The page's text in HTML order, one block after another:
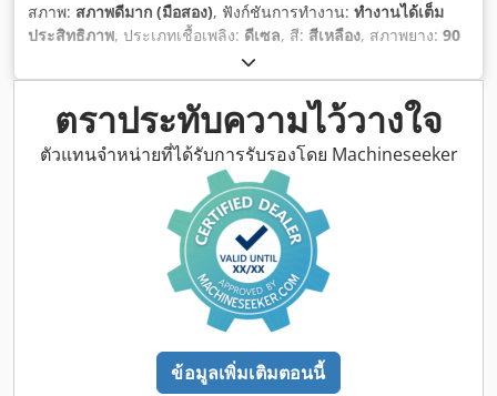
สภาพ: สภาพดีมาก (มือสอง), ฟังก์ชันการทำงาน: ทำงานได้เต็ม
ประสิทธิภาพ, ประเภทเชื้อเพลิง: ดีเซล, สี: สีเหลือง, สภาพยาง: 90
, สภาพการขับเคลื่อน:90 เปอร์เซ็นต์
หมายเลขเครื่องจักร/ยานพาหนะ:KM&EW144, อุปกรณ์:ห้อง
โดยสาร, ไฮดรอลิก
ตราประทับความไว้วางใจ
ตัวแทนจำหน่ายที่ได้รับการรับรองโดย Machineseeker
ข้อมูลเพิ่มเติมตอนนี้